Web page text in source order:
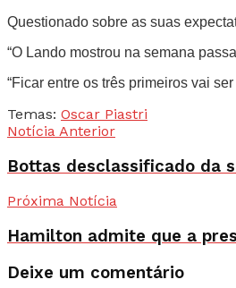
Questionado sobre as suas
“O Lando mostrou na semana
“Ficar entre os três primeiros vai
Temas: Oscar Piastri
Notícia Anterior
Bottas desclassificado da
Próxima Notícia
Hamilton admite que a
Deixe um comentário